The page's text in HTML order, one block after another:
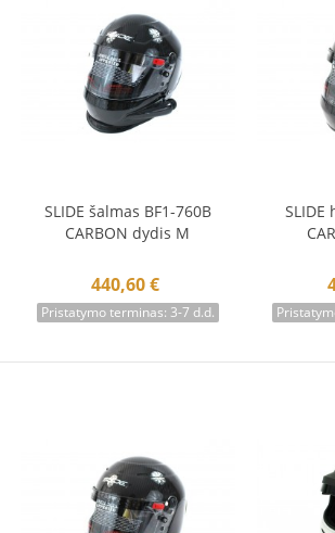
Į krepšelį
SLIDE šalmas BF1-760B
CARBON dydis M
440,60 €
Pristatymo terminas: 3-7 d.d.
Į
SLIDE